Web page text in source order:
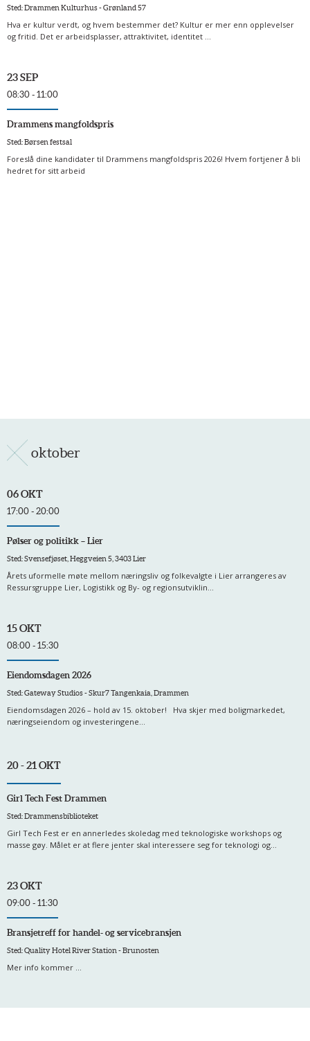
Sted: Drammen Kulturhus - Grønland 57
Hva er kultur verdt, og hvem bestemmer det? Kultur er mer enn opplevelser
og fritid. Det er arbeidsplasser, attraktivitet, identitet ...
23 SEP
08:30 - 11:00
Drammens mangfoldspris
Sted: Børsen festsal
Foreslå dine kandidater til Drammens mangfoldspris 2026! Hvem fortjener å bli
hedret for sitt arbeid
oktober
06 OKT
17:00 - 20:00
Pølser og politikk – Lier
Sted: Svensefjøset, Heggveien 5, 3403 Lier
Årets uformelle møte mellom næringsliv og folkevalgte i Lier arrangeres av
Ressursgruppe Lier, Logistikk og By- og regionsutviklin...
15 OKT
08:00 - 15:30
Eiendomsdagen 2026
Sted: Gateway Studios - Skur7 Tangenkaia, Drammen
Eiendomsdagen 2026 – hold av 15. oktober! Hva skjer med boligmarkedet,
næringseiendom og investeringene...
20 - 21 OKT
Girl Tech Fest Drammen
Sted: Drammensbiblioteket
Girl Tech Fest er en annerledes skoledag med teknologiske workshops og
masse gøy. Målet er at flere jenter skal interessere seg for teknologi og...
23 OKT
09:00 - 11:30
Bransjetreff for handel- og servicebransjen
Sted: Quality Hotel River Station - Brunosten
Mer info kommer ...